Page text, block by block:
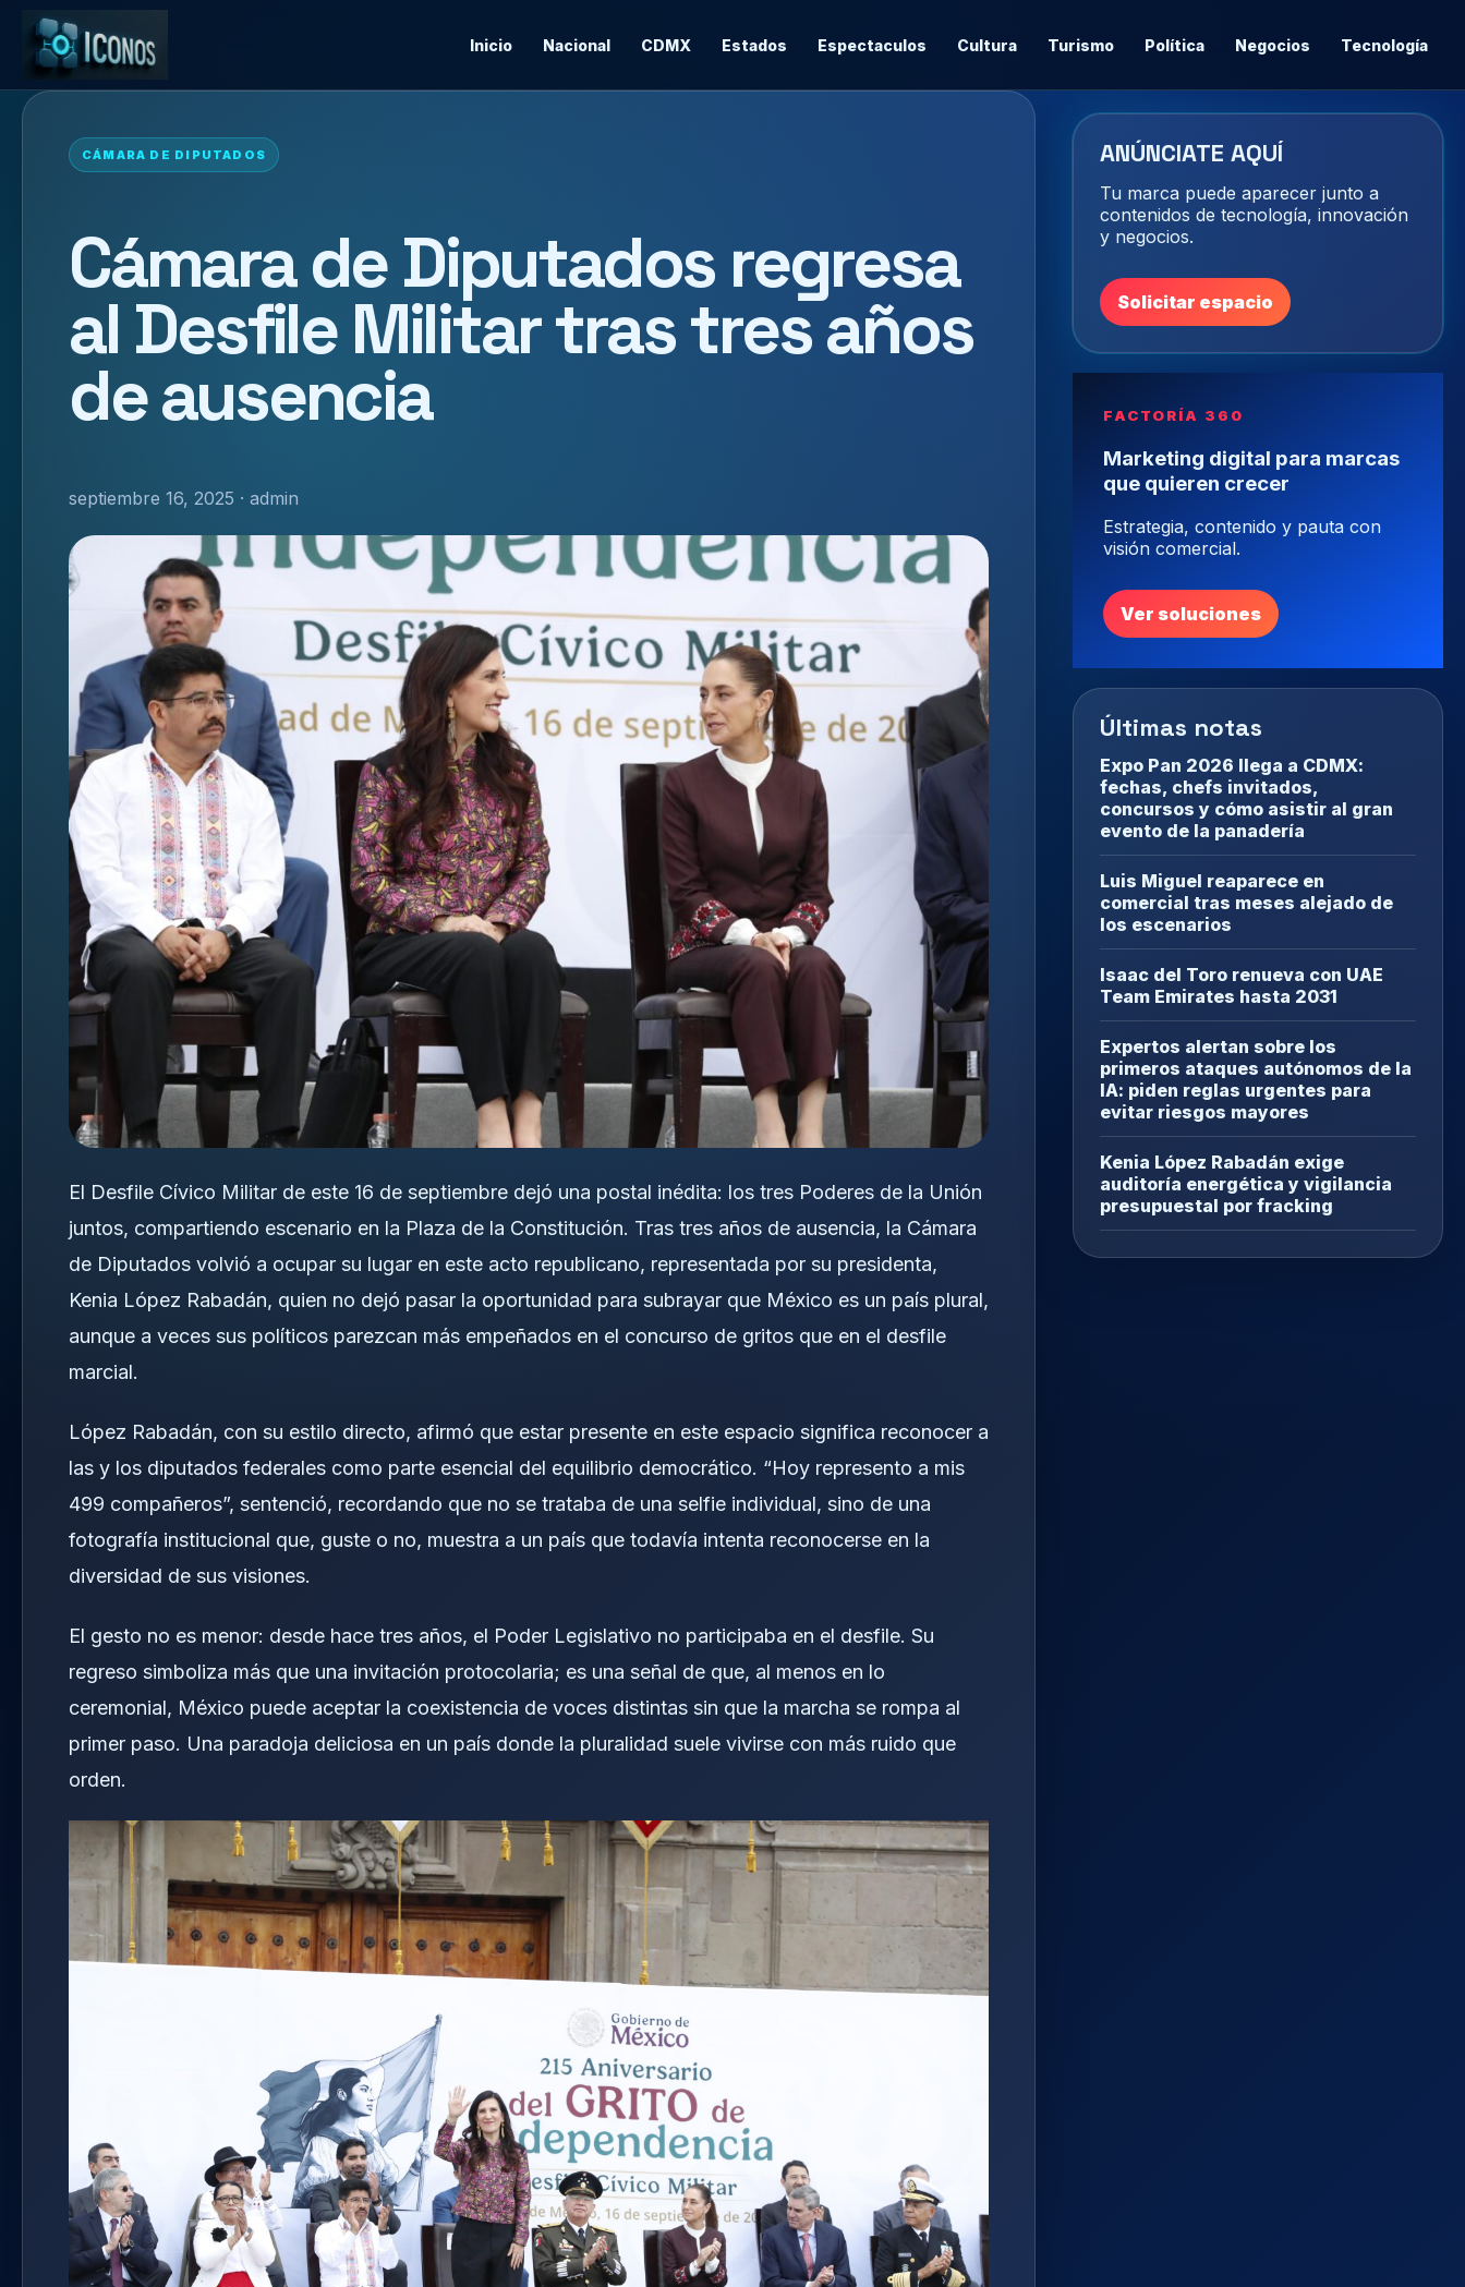
Inicio Nacional CDMX Estados Espectaculos Cultura Turismo Política Negocios Tecnología
CÁMARA DE DIPUTADOS
Cámara de Diputados regresa
al Desfile Militar tras tres años
de ausencia
septiembre 16, 2025 · admin
El Desfile Cívico Militar de este 16 de septiembre dejó una postal inédita: los tres Poderes de la Unión
juntos, compartiendo escenario en la Plaza de la Constitución. Tras tres años de ausencia, la Cámara
de Diputados volvió a ocupar su lugar en este acto republicano, representada por su presidenta,
Kenia López Rabadán, quien no dejó pasar la oportunidad para subrayar que México es un país plural,
aunque a veces sus políticos parezcan más empeñados en el concurso de gritos que en el desfile
marcial.
López Rabadán, con su estilo directo, afirmó que estar presente en este espacio significa reconocer a
las y los diputados federales como parte esencial del equilibrio democrático. “Hoy represento a mis
499 compañeros”, sentenció, recordando que no se trataba de una selfie individual, sino de una
fotografía institucional que, guste o no, muestra a un país que todavía intenta reconocerse en la
diversidad de sus visiones.
El gesto no es menor: desde hace tres años, el Poder Legislativo no participaba en el desfile. Su
regreso simboliza más que una invitación protocolaria; es una señal de que, al menos en lo
ceremonial, México puede aceptar la coexistencia de voces distintas sin que la marcha se rompa al
primer paso. Una paradoja deliciosa en un país donde la pluralidad suele vivirse con más ruido que
orden.
ANÚNCIATE AQUÍ
Tu marca puede aparecer junto a
contenidos de tecnología, innovación
y negocios.
Solicitar espacio
FACTORÍA 360
Marketing digital para marcas
que quieren crecer
Estrategia, contenido y pauta con
visión comercial.
Ver soluciones
Últimas notas
Expo Pan 2026 llega a CDMX:
fechas, chefs invitados,
concursos y cómo asistir al gran
evento de la panadería
Luis Miguel reaparece en
comercial tras meses alejado de
los escenarios
Isaac del Toro renueva con UAE
Team Emirates hasta 2031
Expertos alertan sobre los
primeros ataques autónomos de la
IA: piden reglas urgentes para
evitar riesgos mayores
Kenia López Rabadán exige
auditoría energética y vigilancia
presupuestal por fracking